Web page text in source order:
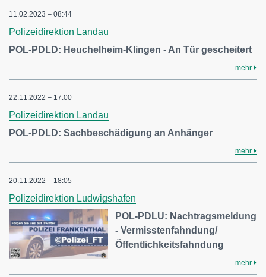
11.02.2023 – 08:44
Polizeidirektion Landau
POL-PDLD: Heuchelheim-Klingen - An Tür gescheitert
mehr
22.11.2022 – 17:00
Polizeidirektion Landau
POL-PDLD: Sachbeschädigung an Anhänger
mehr
20.11.2022 – 18:05
Polizeidirektion Ludwigshafen
POL-PDLU: Nachtragsmeldung
- Vermisstenfahndung/
Öffentlichkeitsfahndung
mehr